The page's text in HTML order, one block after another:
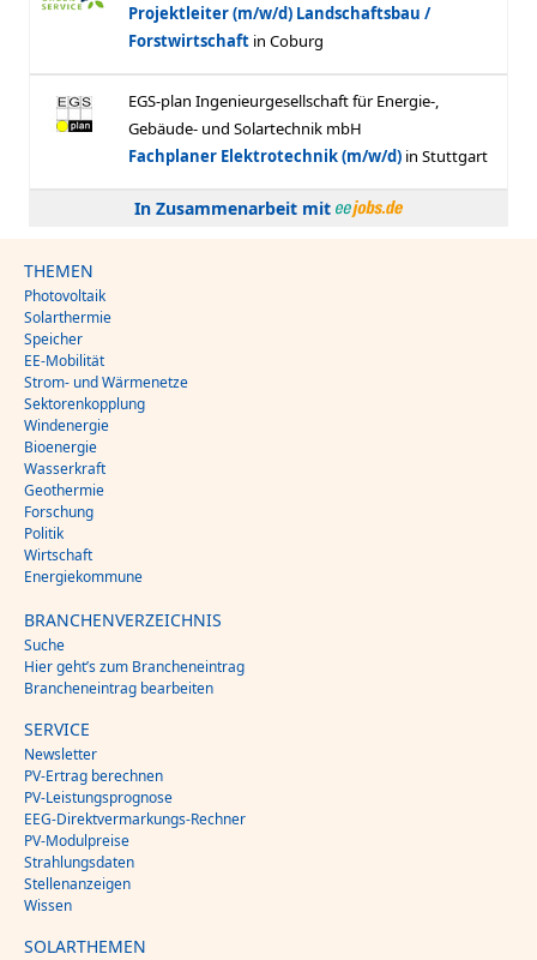
In Zusammenarbeit mit
THEMEN
Photovoltaik
Solarthermie
Speicher
EE-Mobilität
Strom- und Wärmenetze
Sektorenkopplung
Windenergie
Bioenergie
Wasserkraft
Geothermie
Forschung
Politik
Wirtschaft
Energiekommune
BRANCHENVERZEICHNIS
Suche
Hier geht’s zum Brancheneintrag
Brancheneintrag bearbeiten
SERVICE
Newsletter
PV-Ertrag berechnen
PV-Leistungsprognose
EEG-Direktvermarkungs-Rechner
PV-Modulpreise
Strahlungsdaten
Stellenanzeigen
Wissen
SOLARTHEMEN